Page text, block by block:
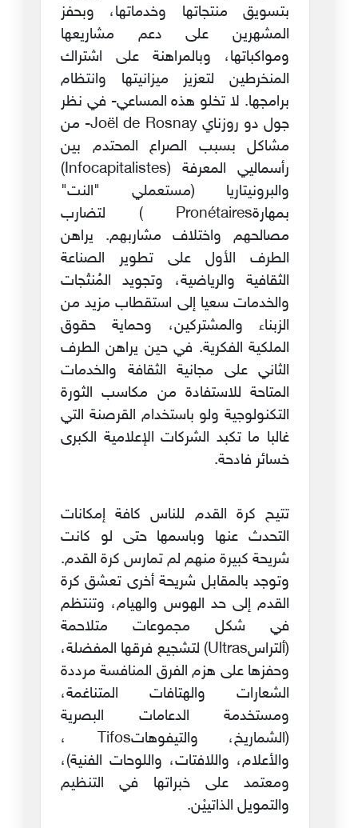
بتسويق منتجاتها وخدماتها، وبحفز
المشهرين على دعم مشاريعها
ومواكباتها، وبالمراهنة على اشتراك
المنخرطين لتعزيز ميزانيتها وانتظام
برامجها. لا تخلو هذه المساعي- في نظر
جول دو روزناي Joël de Rosnay- من
مشاكل بسبب الصراع المحتدم بين
رأسماليي المعرفة (Infocapitalistes)
والبرونيتاريا (مستعملي "النت"
بمهارةPronétaires ) لتضارب
مصالحهم واختلاف مشاربهم. يراهن
الطرف الأول على تطوير الصناعة
الثقافية والرياضية، وتجويد المُنتْجات
والخدمات سعيا إلى استقطاب مزيد من
الزبناء والمشتركين، وحماية حقوق
الملكية الفكرية. في حين يراهن الطرف
الثاني على مجانية الثقافة والخدمات
المتاحة للاستفادة من مكاسب الثورة
التكنولوجية ولو باستخدام القرصنة التي
غالبا ما تكبد الشركات الإعلامية الكبرى
خسائر فادحة.
تتيح كرة القدم للناس كافة إمكانات
التحدث عنها وباسمها حتى لو كانت
شريحة كبيرة منهم لم تمارس كرة القدم.
وتوجد بالمقابل شريحة أخرى تعشق كرة
القدم إلى حد الهوس والهيام، وتنتظم
في شكل مجموعات متلاحمة
(ألتراسUltras) لتشجيع فرقها المفضلة،
وحفزها على هزم الفرق المنافسة مرددة
الشعارات والهتافات المتناغمة،
ومستخدمة الدعامات البصرية
(الشماريخ، والتيفوهاتTifos ،
والأعلام، واللافتات، واللوحات الفنية)،
ومعتمد على خبراتها في التنظيم
والتمويل الذاتييْن.